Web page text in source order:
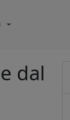
Toggle Dropdown
dal